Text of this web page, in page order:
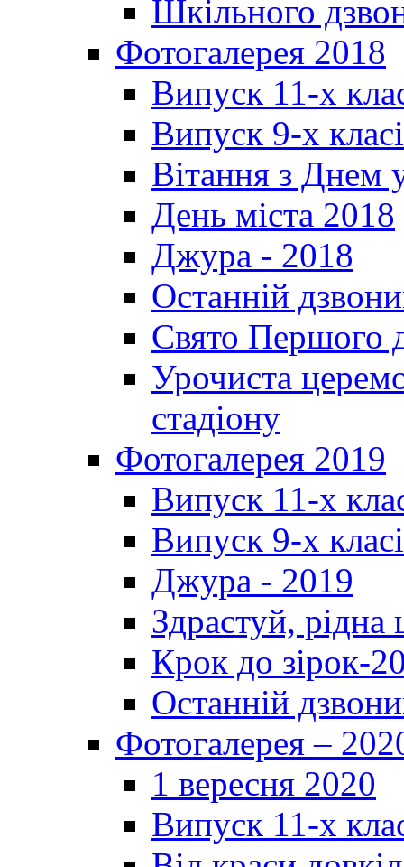
Шкільного
Фотогалерея 2018
Випуск 11-х
Випуск 9-х
Вітання з Днем
День міста 2018
Джура - 2018
Останній
Свято Першого
Урочиста
стадіону
Фотогалерея 2019
Випуск 11-х
Випуск 9-х
Джура - 2019
Здрастуй,
Крок до зірок-
Останній
Фотогалерея –
1 вересня 2020
Випуск 11-х